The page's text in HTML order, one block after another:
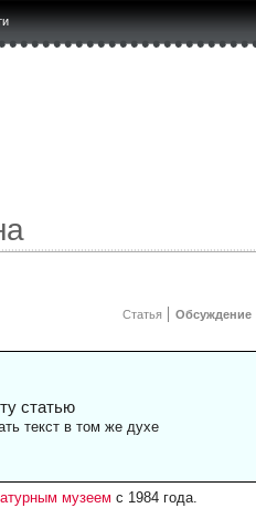
Статья Обсуждение
статью
текст в том же духе
музеем с 1984 года.